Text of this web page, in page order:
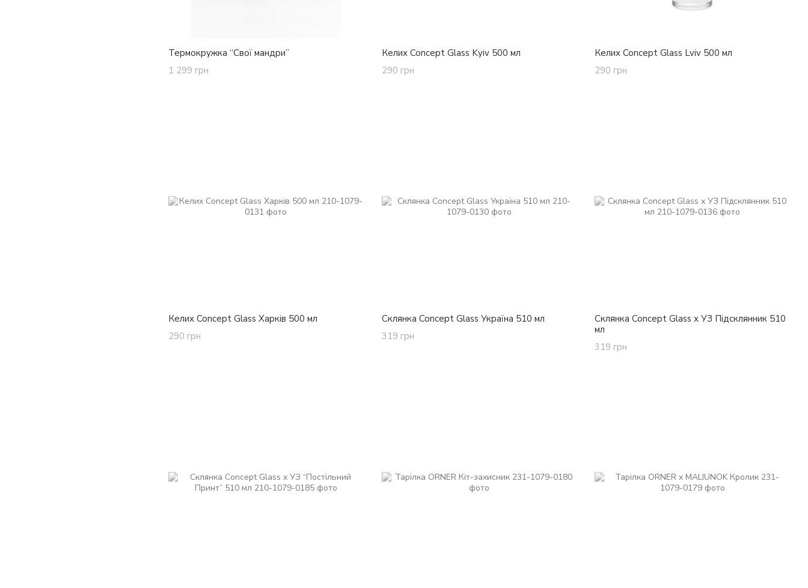
Термокружка “Свої мандри”
1 299 грн
Келих Concept Glass Kyiv 500 мл
290 грн
Келих Concept Glass Lviv 500 мл
290 грн
Келих Concept Glass Харків 500 мл
290 грн
Склянка Concept Glass Україна 510 мл
319 грн
Склянка Concept Glass х УЗ Підсклянник 510
мл
319 грн